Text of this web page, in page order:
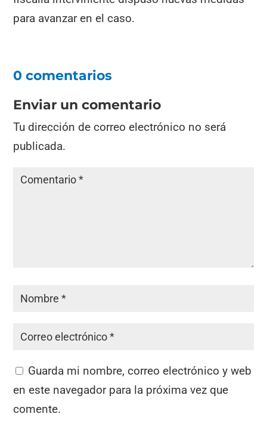
para avanzar en el caso.
0 comentarios
Enviar un comentario
Tu dirección de correo electrónico no será
publicada.
Guarda mi nombre, correo electrónico y web
en este navegador para la próxima vez que
comente.